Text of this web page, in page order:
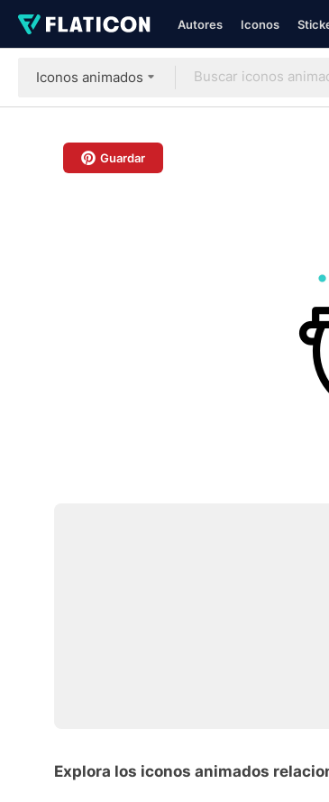
Autores Iconos
Iconos animados
Guardar
Explora los iconos animados